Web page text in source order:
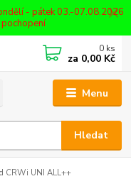
- pátek 03.-07.08.2026
pochopení
Menu
Hledat
0 ks
za 0,00 Kč
CRWi UNI ALL++